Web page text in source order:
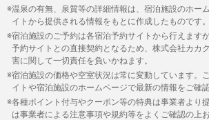
温泉の有無、泉質等の詳細情報は、宿泊施設のホー
イトから提供される情報をもとに作成したものです。
宿泊施設のご予約は各宿泊予約サイトから行えます
予約サイトとの直接契約となるため、株式会社カカ
害に関して一切責任を負いかねます。
宿泊施設の価格や空室状況は常に変動しています。
イトや宿泊施設のホームページで最新の情報をご確認
各種ポイント付与やクーポン等の特典は事業者より
は事業者による注意事項や規約等をよくご確認の上